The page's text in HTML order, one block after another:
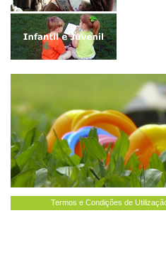
Termos e Condições de